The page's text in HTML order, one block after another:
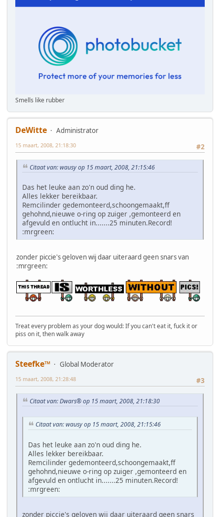
Smells like rubber
DeWitte
Administrator
#2
15 maart, 2008, 21:18:30
Citaat van: wausy op 15 maart, 2008, 21:15:46
Das het leuke aan zo'n oud ding he.
Alles lekker bereikbaar.
Remcilinder gedemonteerd,schoongemaakt,ff
gehohnd,nieuwe o-ring op zuiger ,gemonteerd en
afgevuld en ontlucht in.......25 minuten.Record!
:mrgreen:
zonder piccie's geloven wij daar uiteraard geen snars van
:mrgreen:
Treat every problem as your dog would: If you can't eat it, fuck it or
piss on it, then walk away
Steefke™
Global Moderator
#3
15 maart, 2008, 21:28:48
Citaat van: Dwars® op 15 maart, 2008, 21:18:30
Citaat van: wausy op 15 maart, 2008, 21:15:46
Das het leuke aan zo'n oud ding he.
Alles lekker bereikbaar.
Remcilinder gedemonteerd,schoongemaakt,ff
gehohnd,nieuwe o-ring op zuiger ,gemonteerd en
afgevuld en ontlucht in.......25 minuten.Record!
:mrgreen:
zonder piccie's geloven wij daar uiteraard geen snars